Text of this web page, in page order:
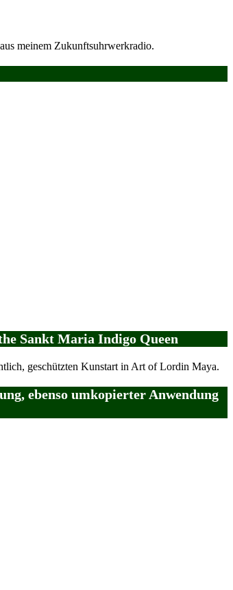
meinem Zukunftsuhrwerkradio.
Sankt Maria Indigo Queen
geschützten Kunstart in Art of Lordin Maya.
ebenso umkopierter Anwendung